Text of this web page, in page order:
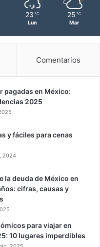
23 ℃
Lun
25 ℃
Mar
Comentarios
pagadas en México:
2025
y fáciles para cenas
2024
la deuda de México en
cifras, causas y
para viajar en
10 lugares imperdibles